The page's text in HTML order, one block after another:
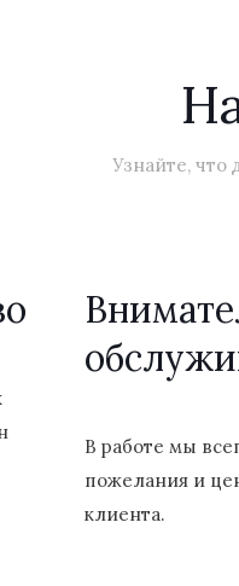
Узнайте,
В работе мы
пожелания и
клиента.